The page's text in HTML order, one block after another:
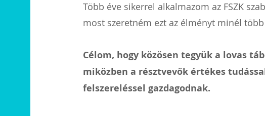
Több éve sikerrel alkalmazom az FSZK
most szeretném ezt az élményt minél
Célom, hogy közösen tegyük a lovas
miközben a résztvevők értékes
felszereléssel gazdagodnak.